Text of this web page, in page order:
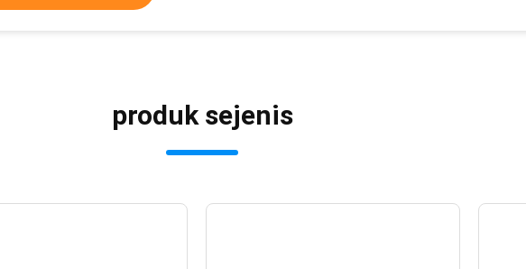
produk sejenis